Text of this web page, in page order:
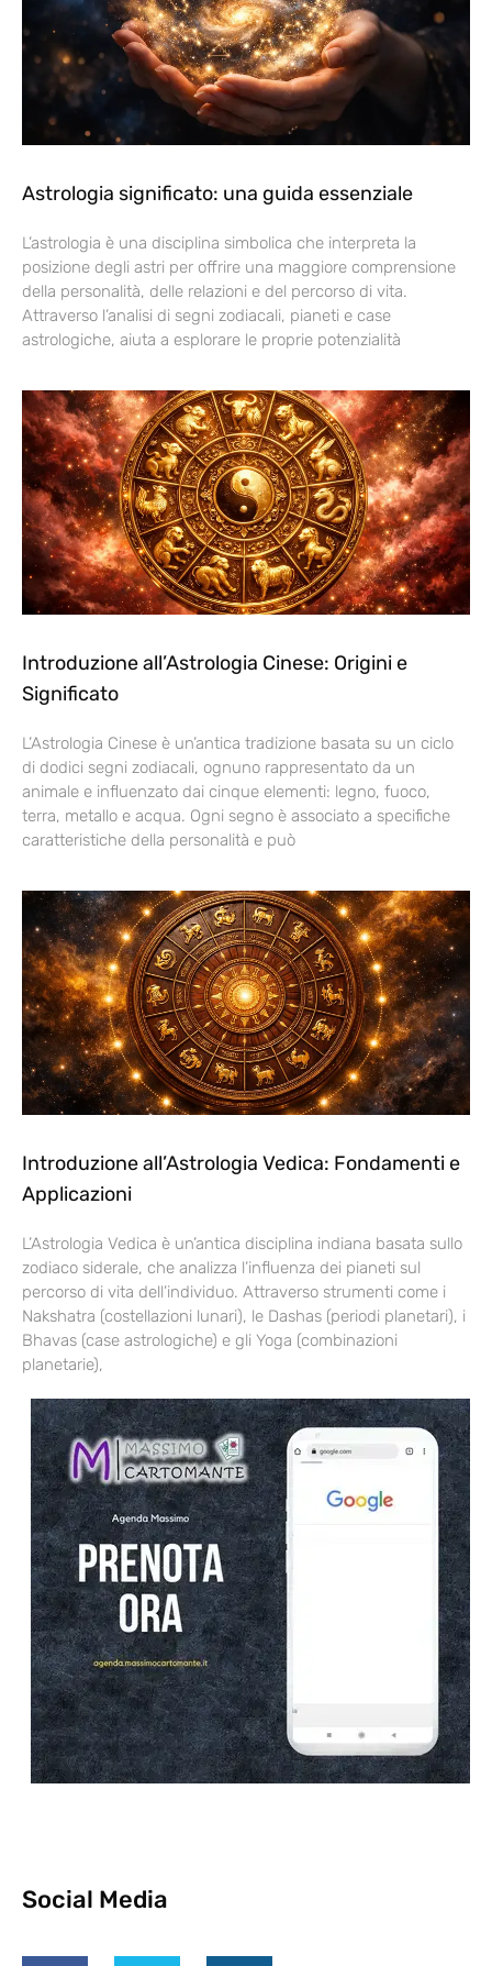
Astrologia significato: una guida essenziale
L’astrologia è una disciplina simbolica che interpreta la
posizione degli astri per offrire una maggiore comprensione
della personalità, delle relazioni e del percorso di vita.
Attraverso l’analisi di segni zodiacali, pianeti e case
astrologiche, aiuta a esplorare le proprie potenzialità
Introduzione all’Astrologia Cinese: Origini e
Significato
L’Astrologia Cinese è un’antica tradizione basata su un ciclo
di dodici segni zodiacali, ognuno rappresentato da un
animale e influenzato dai cinque elementi: legno, fuoco,
terra, metallo e acqua. Ogni segno è associato a specifiche
caratteristiche della personalità e può
Introduzione all’Astrologia Vedica: Fondamenti e
Applicazioni
L’Astrologia Vedica è un’antica disciplina indiana basata sullo
zodiaco siderale, che analizza l’influenza dei pianeti sul
percorso di vita dell’individuo. Attraverso strumenti come i
Nakshatra (costellazioni lunari), le Dashas (periodi planetari), i
Bhavas (case astrologiche) e gli Yoga (combinazioni
planetarie),
Social Media